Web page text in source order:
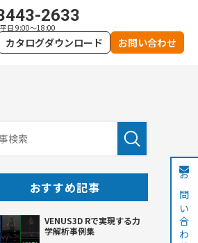
2633
日 9:00～18:00
カタログダウンロード お問い合わせ
おすすめ記事
VENUS3D Rで実現する力
学解析事例集
お問い合わせ